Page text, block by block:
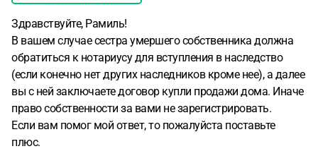
Здравствуйте, Рамиль!
В вашем случае сестра умершего собственника должна
обратиться к нотариусу для вступления в наследство
(если конечно нет других наследников кроме нее), а далее
вы с ней заключаете договор купли продажи дома. Иначе
право собственности за вами не зарегистрировать.
Если вам помог мой ответ, то пожалуйста поставьте
плюс.